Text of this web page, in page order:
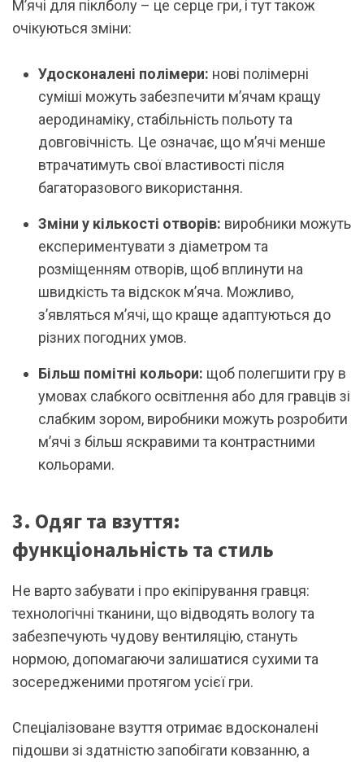
М’ячі для піклболу – це серце гри, і тут також
очікуються зміни:
Удосконалені полімери: нові полімерні
суміші можуть забезпечити м’ячам кращу
аеродинаміку, стабільність польоту та
довговічність. Це означає, що м’ячі менше
втрачатимуть свої властивості після
багаторазового використання.
Зміни у кількості отворів: виробники можуть
експериментувати з діаметром та
розміщенням отворів, щоб вплинути на
швидкість та відскок м’яча. Можливо,
з’являться м’ячі, що краще адаптуються до
різних погодних умов.
Більш помітні кольори: щоб полегшити гру в
умовах слабкого освітлення або для гравців зі
слабким зором, виробники можуть розробити
м’ячі з більш яскравими та контрастними
кольорами.
3. Одяг та взуття:
функціональність та стиль
Не варто забувати і про екіпірування гравця:
технологічні тканини, що відводять вологу та
забезпечують чудову вентиляцію, стануть
нормою, допомагаючи залишатися сухими та
зосередженими протягом усієї гри.
Спеціалізоване взуття отримає вдосконалені
підошви зі здатністю запобігати ковзанню, а